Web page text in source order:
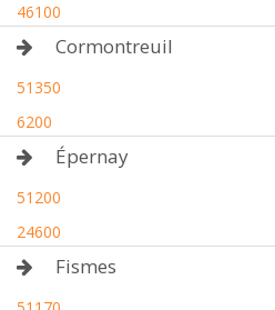
46100
Cormontreuil
51350
6200
Épernay
51200
24600
Fismes